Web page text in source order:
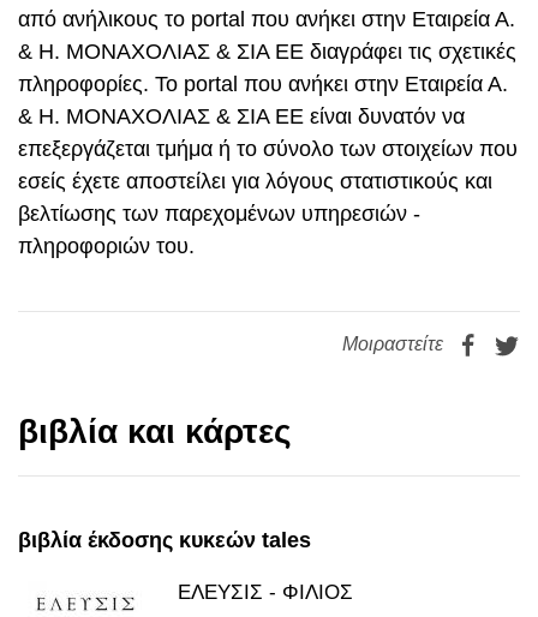
από ανήλικους το portal που ανήκει στην Εταιρεία Α.
& Η. ΜΟΝΑΧΟΛΙΑΣ & ΣΙΑ ΕΕ διαγράφει τις σχετικές
πληροφορίες. Το portal που ανήκει στην Εταιρεία Α.
& Η. ΜΟΝΑΧΟΛΙΑΣ & ΣΙΑ ΕΕ είναι δυνατόν να
επεξεργάζεται τμήμα ή το σύνολο των στοιχείων που
εσείς έχετε αποστείλει για λόγους στατιστικούς και
βελτίωσης των παρεχομένων υπηρεσιών -
πληροφοριών του.
Μοιραστείτε
βιβλία και κάρτες
βιβλία έκδοσης κυκεών tales
ΕΛΕΥΣΙΣ - ΦΙΛΙΟΣ